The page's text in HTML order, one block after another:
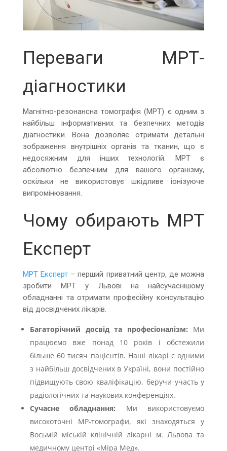
Переваги МРТ-
діагностики
Магнітно-резонансна томографія (МРТ) є одним з
найбільш інформативних та безпечних методів
діагностики. Вона дозволяє отримати детальні
зображення внутрішніх органів та тканин, що є
недосяжним для інших технологій. МРТ є
абсолютно безпечним для вашого організму,
оскільки не використовує шкідливе іонізуюче
випромінювання.
Чому обирають МРТ
Експерт
МРТ Експерт – перший приватний центр, де можна
зробити МРТ у Львові на найсучаснішому
обладнанні та отримати професійну консультацію
від досвідчених лікарів.
Багаторічний досвід та професіоналізм: Ми
працюємо вже понад 10 років і обстежили
більше 60 тисяч пацієнтів. Наші лікарі є одними
з найбільш досвідчених в Україні, вони постійно
підвищують свою кваліфікацію, беручи участь у
радіологічних та наукових конференціях.
Сучасне обладнання: Ми використовуємо
високоточні МР-томографи, які знаходяться у
Восьмій міській клінічній лікарні м. Львова та
медичному центрі «Міра Мед».